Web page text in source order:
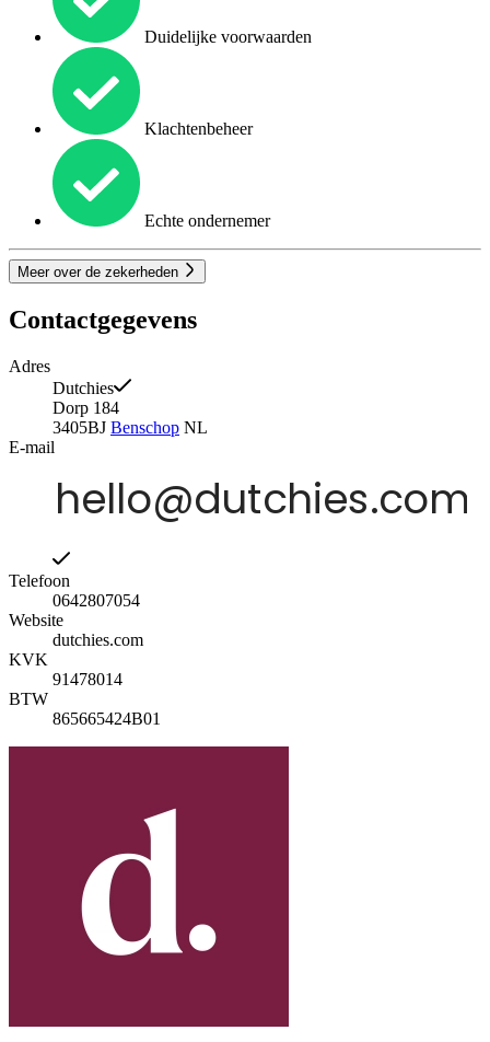
Duidelijke voorwaarden
Klachtenbeheer
Echte ondernemer
Meer over de zekerheden
Contactgegevens
Adres
Dutchies
Dorp 184
3405BJ Benschop NL
E-mail
Telefoon
0642807054
Website
dutchies.com
KVK
91478014
BTW
865665424B01